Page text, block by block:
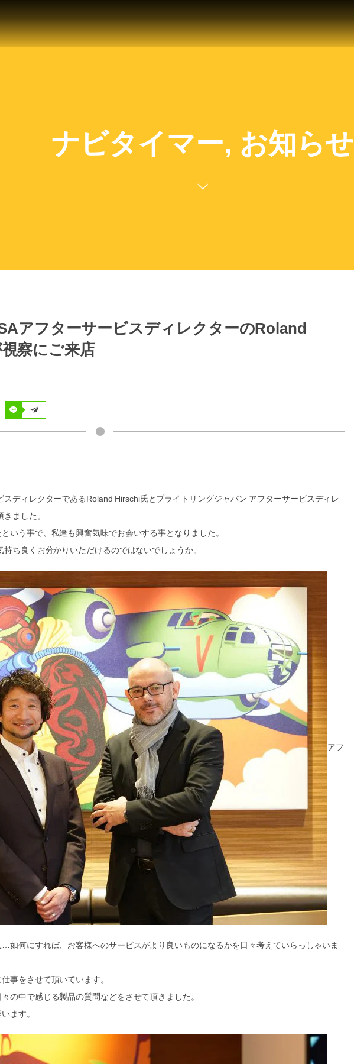
ナビタイマー, お知らせ
アフターサービスディレクターのRoland
察にご来店
ディレクターであるRoland Hirschi氏とブライトリングジャパン アフターサービスディレ
ました。
いう事で、私達も興奮気味でお会いする事となりました。
ち良くお分かりいただけるのではないでしょうか。
アフ
如何にすれば、お客様へのサービスがより良いものになるかを日々考えていらっしゃいま
事をさせて頂いています。
の中で感じる製品の質問などをさせて頂きました。
ます。